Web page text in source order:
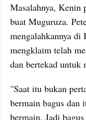
Masalahnya, Kenin
buat Muguruza.
mengalahkannya
mengklaim telah
dan bertekad untuk
"Saat itu bukan
bermain bagus dan
bermain. Jadi